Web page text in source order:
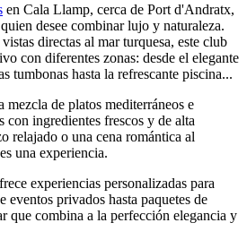
en Cala Llamp, cerca de Port d'Andratx,
desee combinar lujo y naturaleza.
directas al mar turquesa, este club
con diferentes zonas: desde el elegante
tumbonas hasta la refrescante piscina...
de platos mediterráneos e
con ingredientes frescos y de alta
relajado o una cena romántica al
una experiencia.
experiencias personalizadas para
eventos privados hasta paquetes de
que combina a la perfección elegancia y